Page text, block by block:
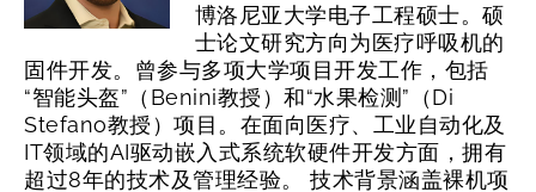
博洛尼亚大学电子工程硕士。硕
士论文研究方向为医疗呼吸机的
固件开发。曾参与多项大学项目开发工作，包括
“智能头盔”（Benini教授）和“水果检测”（Di
Stefano教授）项目。在面向医疗、工业自动化及
IT领域的AI驱动嵌入式系统软硬件开发方面，拥有
超过8年的技术及管理经验。 技术背景涵盖裸机项